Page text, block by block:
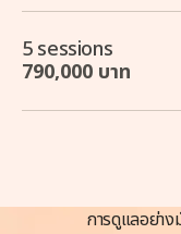
5 sessions
790,000 บาท
การดูแลอย่า